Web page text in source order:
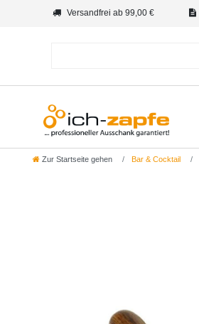
Versandfrei ab 99,00 €
Zur Startseite gehen Bar & Cocktail